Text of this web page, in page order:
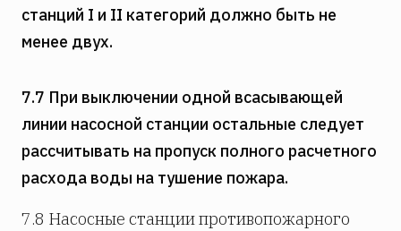
станций I и II категорий должно быть не
менее двух.
7.7 При выключении одной всасывающей
линии насосной станции остальные следует
рассчитывать на пропуск полного расчетного
расхода воды на тушение пожара.
7.8 Насосные станции противопожарного